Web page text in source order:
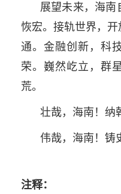
展望未来，海南
恢宏。接轨世界，
通。金融创新，科
荣。巍然屹立，群
荒。
壮哉，海南！纳
伟哉，海南！铸
注释：